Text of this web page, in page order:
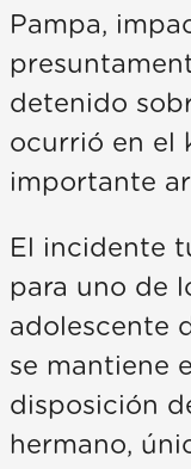
Pampa,
detenido
ocurrió en el
importante
El incidente
para uno de
adolescente
se mantiene
disposición
hermano,